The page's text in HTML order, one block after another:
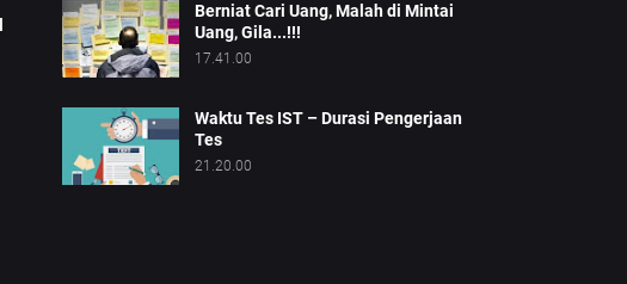
Berniat Cari Uang, Malah di Mintai
Uang, Gila...!!!
17.41.00
Waktu Tes IST – Durasi Pengerjaan
Tes
21.20.00